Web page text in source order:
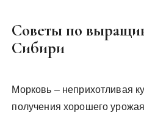
Советы по
Сибири
Морковь – неприхотливая
получения хорошего